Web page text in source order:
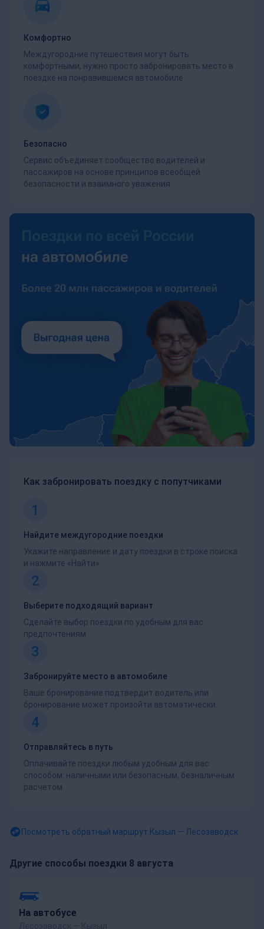
Комфортно
Междугородние путешествия могут быть
комфортными, нужно просто забронировать место в
поездке на понравившемся автомобиле.
Безопасно
Сервис объединяет сообщество водителей и
пассажиров на основе принципов всеобщей
безопасности и взаимного уважения.
Как забронировать поездку с попутчиками
1
Найдите междугородние поездки
Укажите направление и дату поездки в строке поиска
и нажмите «Найти».
2
Выберите подходящий вариант
Сделайте выбор поездки по удобным для вас
предпочтениям.
3
Забронируйте место в автомобиле
Ваше бронирование подтвердит водитель или
бронирование может произойти автоматически.
4
Отправляйтесь в путь
Оплачивайте поездки любым удобным для вас
способом: наличными или безопасным, безналичным
расчетом.
Посмотреть обратный маршрут Кызыл — Лесозаводск
Другие способы поездки 8 августа
На автобусе